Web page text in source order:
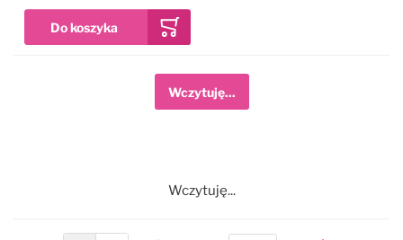
Wczytuję...
Wczytuję...